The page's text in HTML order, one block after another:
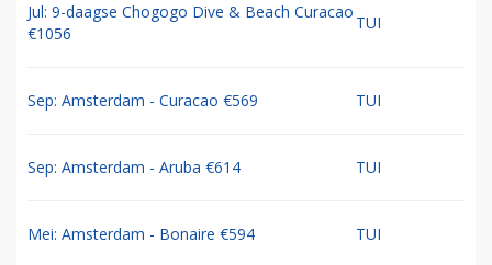
Jul: 9-daagse Chogogo Dive & Beach Curacao
€1056
TUI
Sep: Amsterdam - Curacao €569 TUI
Sep: Amsterdam - Aruba €614 TUI
Mei: Amsterdam - Bonaire €594 TUI